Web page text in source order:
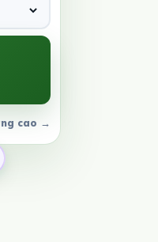
cao →